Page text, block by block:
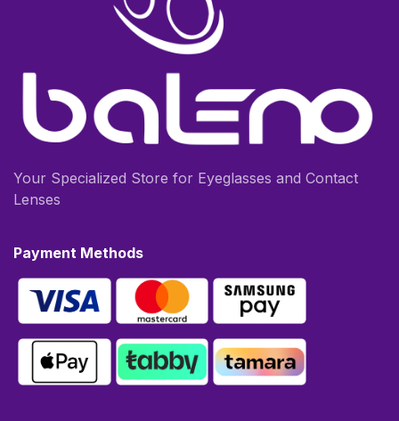
Your Specialized Store for Eyeglasses and Contact
Lenses
Payment Methods